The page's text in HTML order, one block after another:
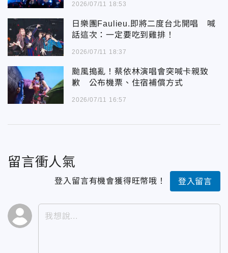
2026/07/11 18:53
日樂團Faulieu.即將二度台北開唱 喊
話這次：一定要吃到雞排！
2026/07/11 18:37
颱風搗亂！蔡依林演唱會突喊卡親致
歉 公布機票、住宿補償方式
2026/07/11 16:57
留言衝人氣
登入留言有機會獲得旺幣哦！ 登入留言